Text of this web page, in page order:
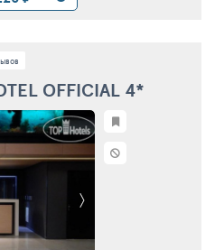
OFFICIAL 4*